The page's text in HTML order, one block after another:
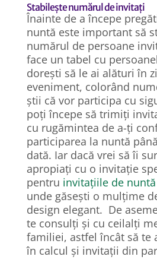
Stabilește numărul de invitați
Înainte de a începe
nuntă este important să
numărul de persoane
face un tabel cu
dorești să le ai alături în
eveniment, colorând
știi că vor participa cu
poți începe să trimiți
cu rugămintea de a-ți
participarea la nuntă
dată. Iar dacă vrei să îi
apropiați cu o invitație
pentru invitațiile de
unde găsești o mulțime
design elegant. De
te consulți și cu ceilalți
familiei, astfel încât să te
în calcul și invitații din